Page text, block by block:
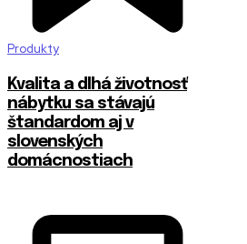
Produkty
​Kvalita a dlhá životnosť
nábytku sa stávajú
štandardom aj v
slovenských
domácnostiach